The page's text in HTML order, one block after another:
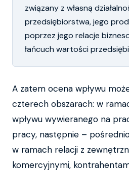
związany z własną
przedsiębiorstwa, jego
poprzez jego relacje
łańcuch wartości
A zatem ocena wpływu
czterech obszarach: w
wpływu wywieranego na
pracy, następnie –
w ramach relacji z
komercyjnymi,